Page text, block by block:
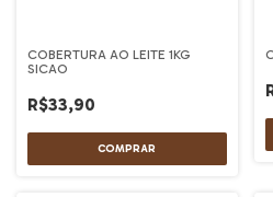
COBERTURA AO LEITE 1KG
SICAO
R$33,90